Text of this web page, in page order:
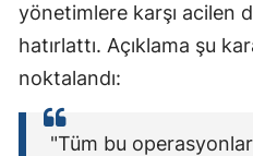
yönetimlere karşı acilen
hatırlattı. Açıklama şu
noktalandı:
"Tüm bu